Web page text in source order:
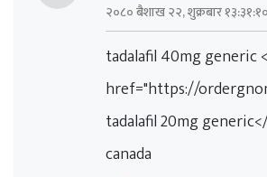
२०८० बैशाख २२, शुक्रबार १३:३१:१०
tadalafil 40mg generic
href="https://
tadalafil 20mg
canada